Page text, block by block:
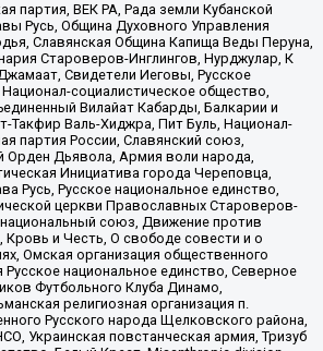
партия, ВЕК РА, Рада земли Кубанской
Русь, Община Духовного Управления
Славянская Община Капища Веды Перуна,
Староверов-Инглингов, Нурджулар, К
Свидетели Иеговы, Русское
социалистическое общество,
Вилайат Кабарды, Балкарии и
Такфир Валь-Хиджра, Пит Буль, Национал-
партия России, Славянский союз,
Орден Дьявола, Армия воли народа,
Инициатива города Череповца,
Русь, Русское национальное единство,
церкви Православных Староверов-
союз, Движение против
Кровь и Честь, О свободе совести и о
Омская организация общественного
Русское национальное единство, Северное
Футбольного Клуба Динамо,
религиозная организация п.
Русского народа Щелковского района,
Украинская повстанческая армия, Тризуб